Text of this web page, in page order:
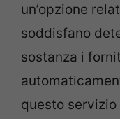
un’opzione
soddisfano
sostanza i
questo